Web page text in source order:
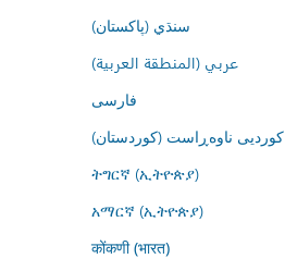
سنڌي (پاکستان)
عربي (المنطقة العربية)
فارسى
کوردیی ناوەڕاست (کوردستان)
ትግርኛ (ኢትዮጵያ)
አማርኛ (ኢትዮጵያ)
कोंकणी (भारत)